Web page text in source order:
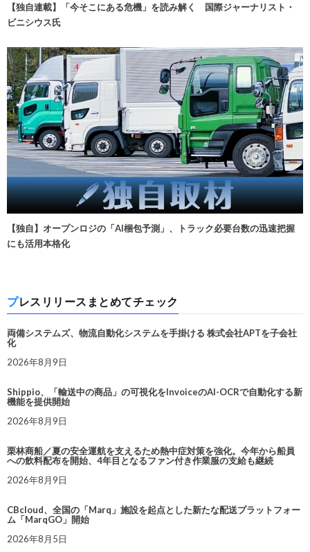
【独自連載】「今そこにある危機」を読み解く 国際ジャーナリスト・
ビニシウス氏
【独自】オープンロジの「AI梱包予測」、トラック必要台数の迅速把握
にも活用本格化
プレスリリースまとめてチェック
両備システムズ、物流自動化システムを手掛ける 株式会社APTを子会社
化
2026年8月9日
Shippio、「輸送中の商品」の可視化をInvoiceのAI-OCRで自動化する新
機能を提供開始
2026年8月9日
栗林商船／夏の安全運航を支えるため熱中症対策を強化。今年から船員
への飲料配布を開始、4年目となるファン付き作業服の支給も継続
2026年8月9日
CBcloud、全国の「Marq」施設を起点とした新たな配送プラットフォー
ム「MarqGO」開始
2026年8月5日